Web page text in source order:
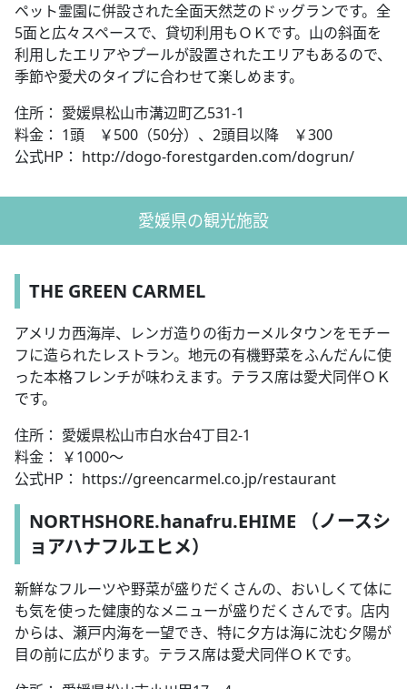
ペット霊園に併設された全面天然芝のドッグランです。全
5面と広々スペースで、貸切利用もＯＫです。山の斜面を
利用したエリアやプールが設置されたエリアもあるので、
季節や愛犬のタイプに合わせて楽しめます。
住所： 愛媛県松山市溝辺町乙531-1
料金： 1頭 ￥500（50分）、2頭目以降 ￥300
公式HP： http://dogo-forestgarden.com/dogrun/
愛媛県の観光施設
THE GREEN CARMEL
アメリカ西海岸、レンガ造りの街カーメルタウンをモチー
フに造られたレストラン。地元の有機野菜をふんだんに使
った本格フレンチが味わえます。テラス席は愛犬同伴ＯＫ
です。
住所： 愛媛県松山市白水台4丁目2-1
料金： ￥1000～
公式HP： https://greencarmel.co.jp/restaurant
NORTHSHORE.hanafru.EHIME （ノースシ
ョアハナフルエヒメ）
新鮮なフルーツや野菜が盛りだくさんの、おいしくて体に
も気を使った健康的なメニューが盛りだくさんです。店内
からは、瀬戸内海を一望でき、特に夕方は海に沈む夕陽が
目の前に広がります。テラス席は愛犬同伴ＯＫです。